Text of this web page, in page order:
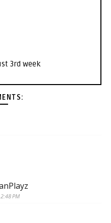
3rd week
PM